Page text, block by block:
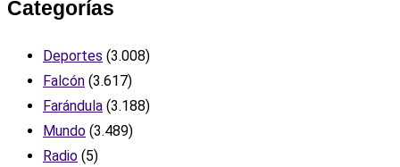
Categorías
Deportes (3.008)
Falcón (3.617)
Farándula (3.188)
Mundo (3.489)
Radio (5)